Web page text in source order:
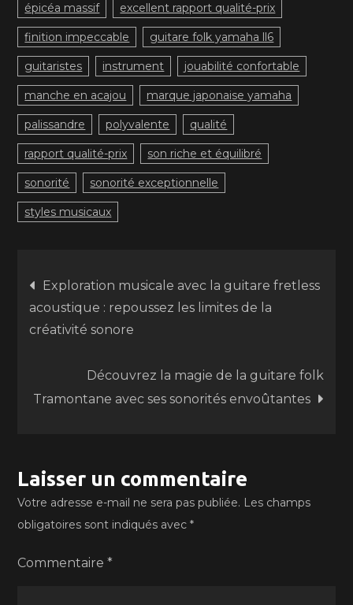
épicéa massif excellent rapport qualité-prix
finition impeccable guitare folk yamaha ll6
guitaristes instrument jouabilité confortable
manche en acajou marque japonaise yamaha
palissandre polyvalente qualité
rapport qualité-prix son riche et équilibré
sonorité sonorité exceptionnelle
styles musicaux
Navigation
de
l’article
Exploration musicale avec la guitare fretless
acoustique : repoussez les limites de la
créativité sonore
Découvrez la magie de la guitare folk
Tramontane avec ses sonorités envoûtantes
Laisser un commentaire
Votre adresse e-mail ne sera pas publiée. Les champs
obligatoires sont indiqués avec*
Commentaire*